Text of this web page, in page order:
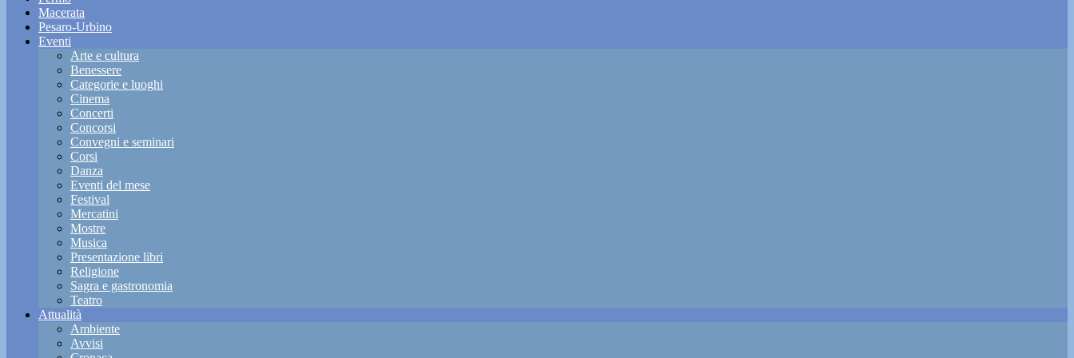
Macerata
Pesaro-Urbino
Eventi
Arte e cultura
Benessere
Categorie e luoghi
Cinema
Concerti
Concorsi
Convegni e seminari
Corsi
Danza
Eventi del mese
Festival
Mercatini
Mostre
Musica
Presentazione libri
Religione
Sagra e gastronomia
Teatro
Attualità
Ambiente
Avvisi